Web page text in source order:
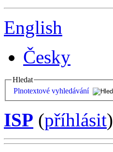
English
Česky
Hledat
Plnotextové vyhledávání
ISP (příhlásit)